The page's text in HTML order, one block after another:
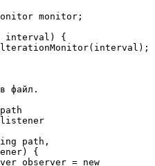
monitor;
interval) {
в файл.
path
listener
{